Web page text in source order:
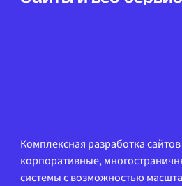
Комплексная разработка
корпоративные,
системы с возможностью